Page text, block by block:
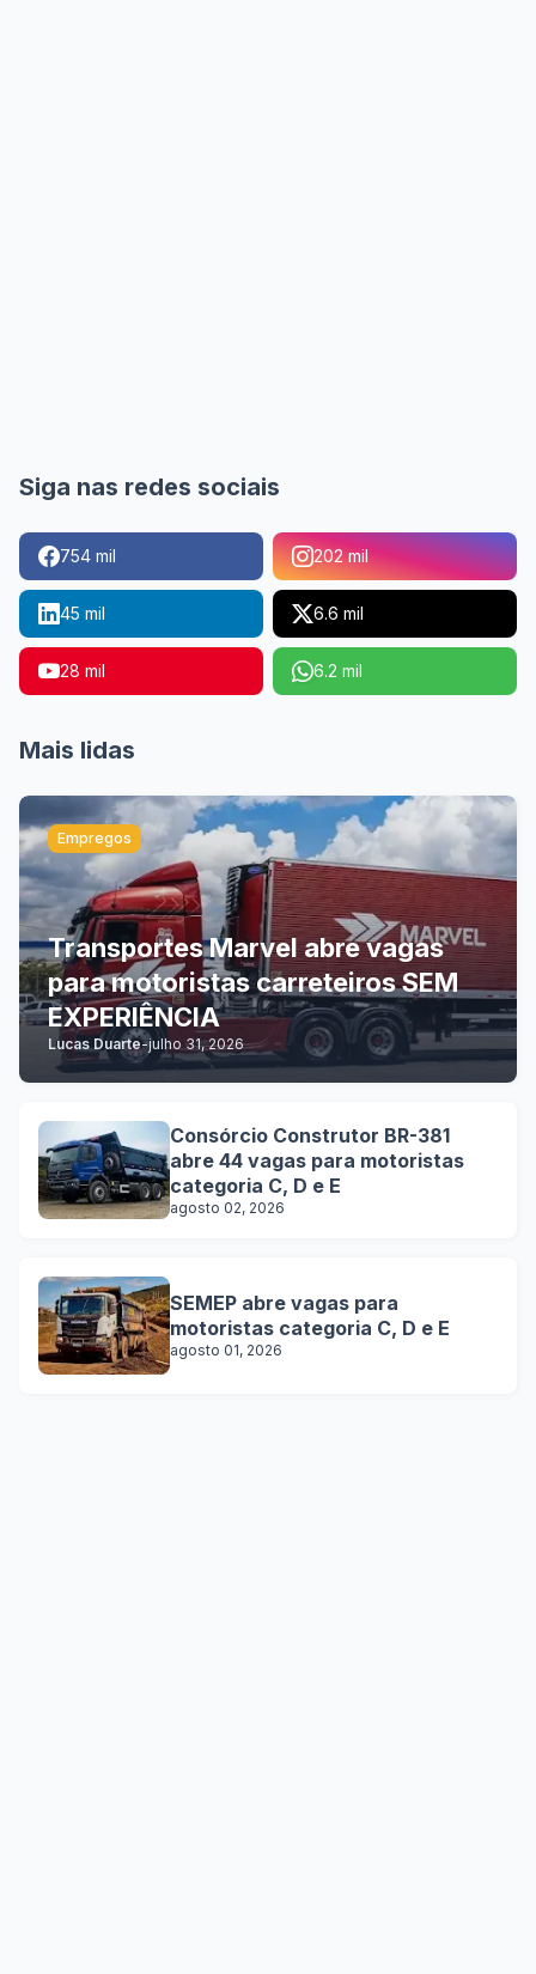
Siga nas redes sociais
754 mil 202 mil
45 mil 6.6 mil
28 mil 6.2 mil
Mais lidas
Empregos
Transportes Marvel abre vagas
para motoristas carreteiros SEM
EXPERIÊNCIA
Lucas Duarte-julho 31, 2026
Consórcio Construtor BR-381
abre 44 vagas para motoristas
categoria C, D e E
agosto 02, 2026
SEMEP abre vagas para
motoristas categoria C, D e E
agosto 01, 2026